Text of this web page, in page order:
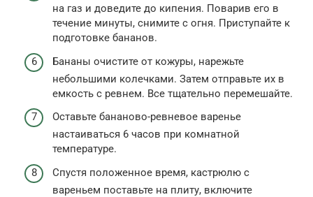
на газ и доведите до кипения. Поварив его в
течение минуты, снимите с огня. Приступайте к
подготовке бананов.
Бананы очистите от кожуры, нарежьте
небольшими колечками. Затем отправьте их в
емкость с ревнем. Все тщательно перемешайте.
Оставьте бананово-ревневое варенье
настаиваться 6 часов при комнатной
температуре.
Спустя положенное время, кастрюлю с
вареньем поставьте на плиту, включите